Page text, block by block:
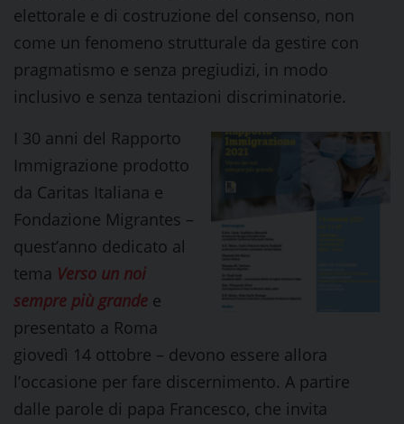
elettorale e di costruzione del consenso, non
come un fenomeno strutturale da gestire con
pragmatismo e senza pregiudizi, in modo
inclusivo e senza tentazioni discriminatorie.
I 30 anni del Rapporto
Immigrazione prodotto
da Caritas Italiana e
Fondazione Migrantes –
quest’anno dedicato al
tema Verso un noi
sempre più grande e
presentato a Roma
giovedì 14 ottobre – devono essere allora
l’occasione per fare discernimento. A partire
dalle parole di papa Francesco, che invita